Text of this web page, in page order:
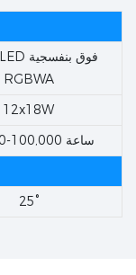
RGBWA
12x18W
60,000-100,000 ساعة
25°